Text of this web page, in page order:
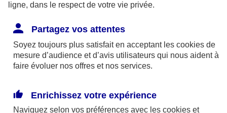
https://agence.axa.fr/bourgogne-
franche[1]comte/saone-et-loire/macon-
https://agence.axa.fr/distributeur/0002445604
sont partiellement conformes avec le
ligne, dans le respect de votre vie privée.
Partagez vos attentes
Soyez toujours plus satisfait en acceptant les cookies de
mesure d’audience et d’avis utilisateurs qui nous aident à
faire évoluer nos offres et nos services.
Enrichissez votre expérience
Naviguez selon vos préférences avec les cookies et